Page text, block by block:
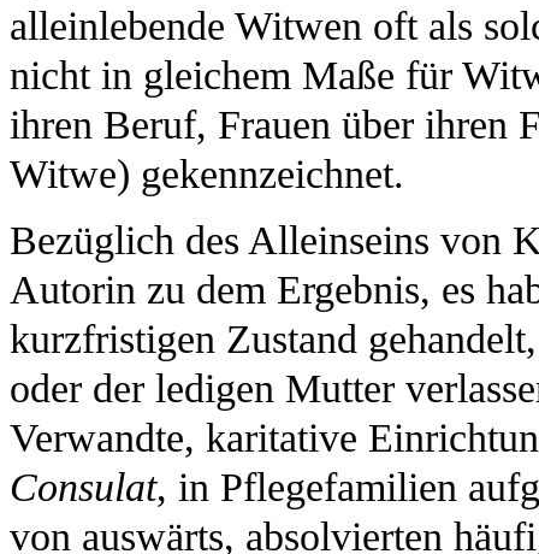
alleinlebende Witwen oft als
nicht in gleichem Maße für
ihren Beruf, Frauen über ihren
Witwe) gekennzeichnet.
Bezüglich des Alleinseins von
Autorin zu dem Ergebnis, es
kurzfristigen Zustand
oder der ledigen Mutter
Verwandte, karitative
Consulat, in Pflegefamilien
von auswärts, absolvierten